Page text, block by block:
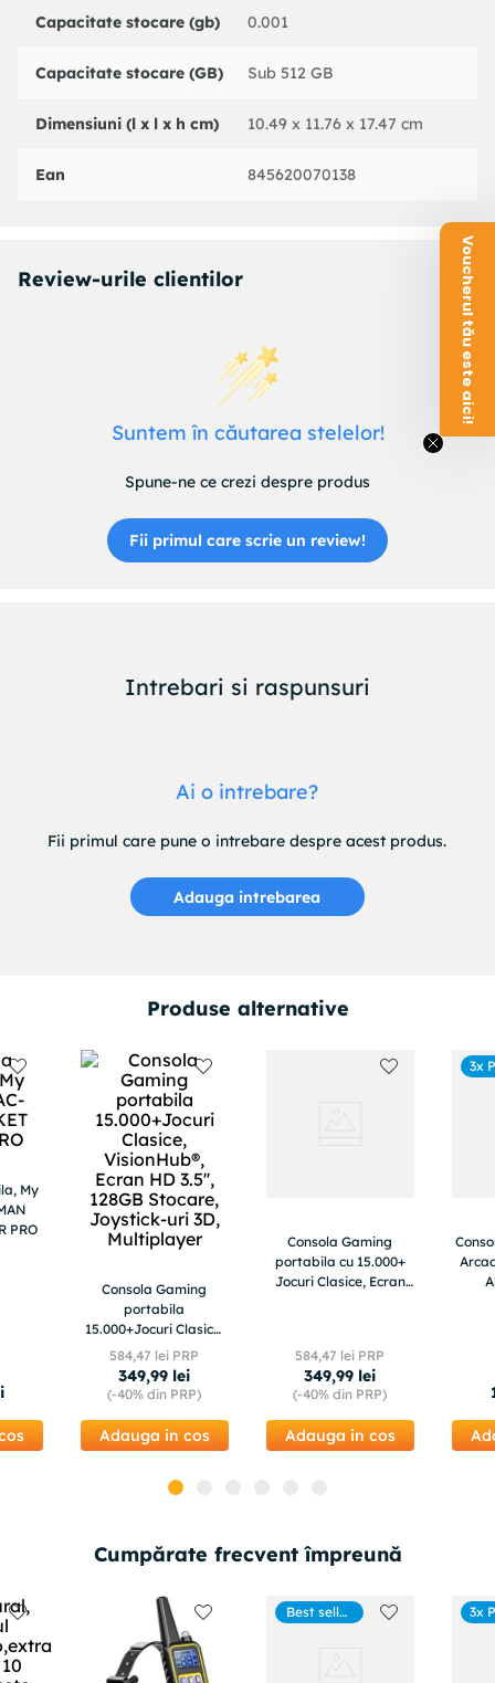
Capacitate stocare (gb) 0.001
Capacitate stocare (GB) Sub 512 GB
Dimensiuni (l x l x h cm) 10.49 x 11.76 x 17.47 cm
Ean 845620070138
Review-urile clientilor
Suntem în căutarea stelelor!
Spune-ne ce crezi despre produs
Fii primul care scrie un review!
Intrebari si raspunsuri
Ai o intrebare?
Fii primul care pune o intrebare despre acest produs.
Adauga intrebarea
Produse alternative
My
PRO
Consola Gaming
portabila
15.000+Jocuri Clasice,
VisionHub®, Ecran HD
3.5'', 128GB Stocare,
Joystick-uri 3D,
584,47 lei PRP
349,99 lei
(-40% din PRP)
Adauga in cos
Consola Gaming
portabila cu 15.000+
Jocuri Clasice, Ecran
Wireless
584,47 lei PRP
349,99 lei
(-40% din PRP)
Adauga in cos
3x
Cumpărate frecvent împreună
Best seller
3x
Voucherul tău este aici!